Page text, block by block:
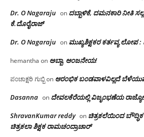
Dr. O Nagaraju on ದಬ್ಬಾಳಿಕೆ, ದಮನಕಾರಿ ನೀತಿ
ಕೆ.ದೊರೈರಾಜ್
Dr. O Nagaraju on ಮುಖ್ಯಶಿಕ್ಷಕರ ಕರ್ತವ್ಯ
hemantha on ಅಬ್ಬಾ, ಆಂಜನೇಯ!
ಪಂಚಾಕ್ಷರಿ ಗುಬ್ಬಿon ಆರಂಭಿಕ ಬಂಡವಾಳವಿಲ್ಲದೆ
Dasanna on ದೇವಲಕೆರೆಯಲ್ಲಿ ವಿಜೃಂಭಣೆಯ
ShravanKumar reddy on ಚಿತ್ರಕಲೆಯಿಂದ ಬೌದ್ಧಿಕ
ಚಿತ್ರಕಲಾ ಶಿಕ್ಷಕ ರಾಮಚಂದ್ರಾಚಾರ್